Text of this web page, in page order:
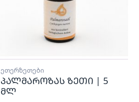
ეთერზეთები
პალმაროზას ზეთი | 5
მლ